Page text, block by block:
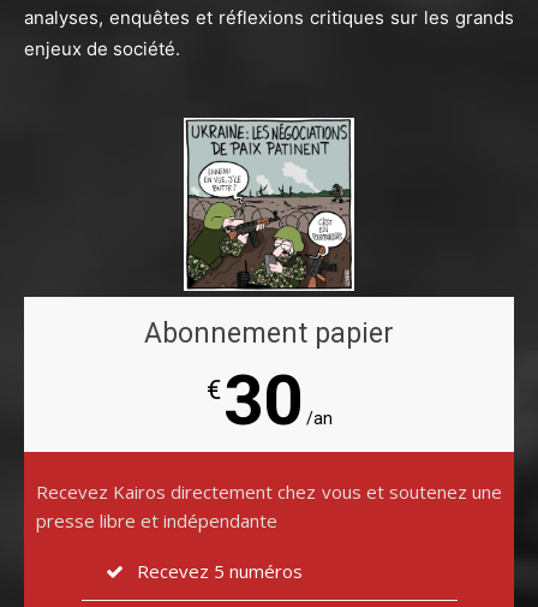
analyses, enquêtes et réflexions critiques sur les grands
enjeux de société.
Abonnement papier
€30 /an
Recevez Kairos directement chez vous et soutenez une
presse libre et indépendante
Recevez 5 numéros